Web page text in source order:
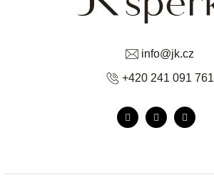
info@jk.cz
+420 241 091 761